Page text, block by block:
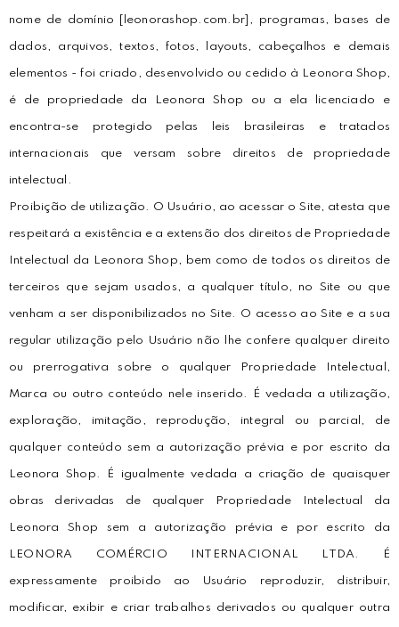
nome de domínio [leonorashop.com.br], programas, bases de
dados, arquivos, textos, fotos, layouts, cabeçalhos e demais
elementos - foi criado, desenvolvido ou cedido à Leonora Shop,
é de propriedade da Leonora Shop ou a ela licenciado e
encontra-se protegido pelas leis brasileiras e tratados
internacionais que versam sobre direitos de propriedade
intelectual.
Proibição de utilização. O Usuário, ao acessar o Site, atesta que
respeitará a existência e a extensão dos direitos de Propriedade
Intelectual da Leonora Shop, bem como de todos os direitos de
terceiros que sejam usados, a qualquer título, no Site ou que
venham a ser disponibilizados no Site. O acesso ao Site e a sua
regular utilização pelo Usuário não lhe confere qualquer direito
ou prerrogativa sobre o qualquer Propriedade Intelectual,
Marca ou outro conteúdo nele inserido. É vedada a utilização,
exploração, imitação, reprodução, integral ou parcial, de
qualquer conteúdo sem a autorização prévia e por escrito da
Leonora Shop. É igualmente vedada a criação de quaisquer
obras derivadas de qualquer Propriedade Intelectual da
Leonora Shop sem a autorização prévia e por escrito da
LEONORA COMÉRCIO INTERNACIONAL LTDA. É
expressamente proibido ao Usuário reproduzir, distribuir,
modificar, exibir e criar trabalhos derivados ou qualquer outra